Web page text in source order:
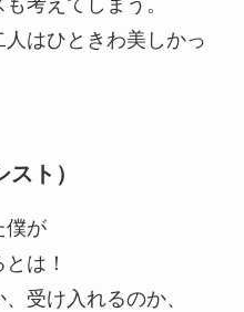
考えてしまう。
はひときわ美しかっ
ト）
僕が
は！
受け入れるのか、